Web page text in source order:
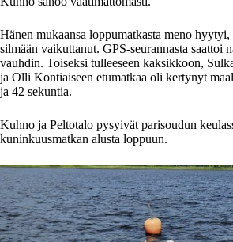
Hänen mukaansa loppumatkasta meno hyytyi,
silmään vaikuttanut. GPS-seurannasta saattoi
vauhdin. Toiseksi tulleeseen kaksikkoon,
ja Olli Kontiaiseen etumatkaa oli kertynyt
ja 42 sekuntia.
Kuhno ja Peltotalo pysyivät parisoudun
kuninkuusmatkan alusta loppuun.